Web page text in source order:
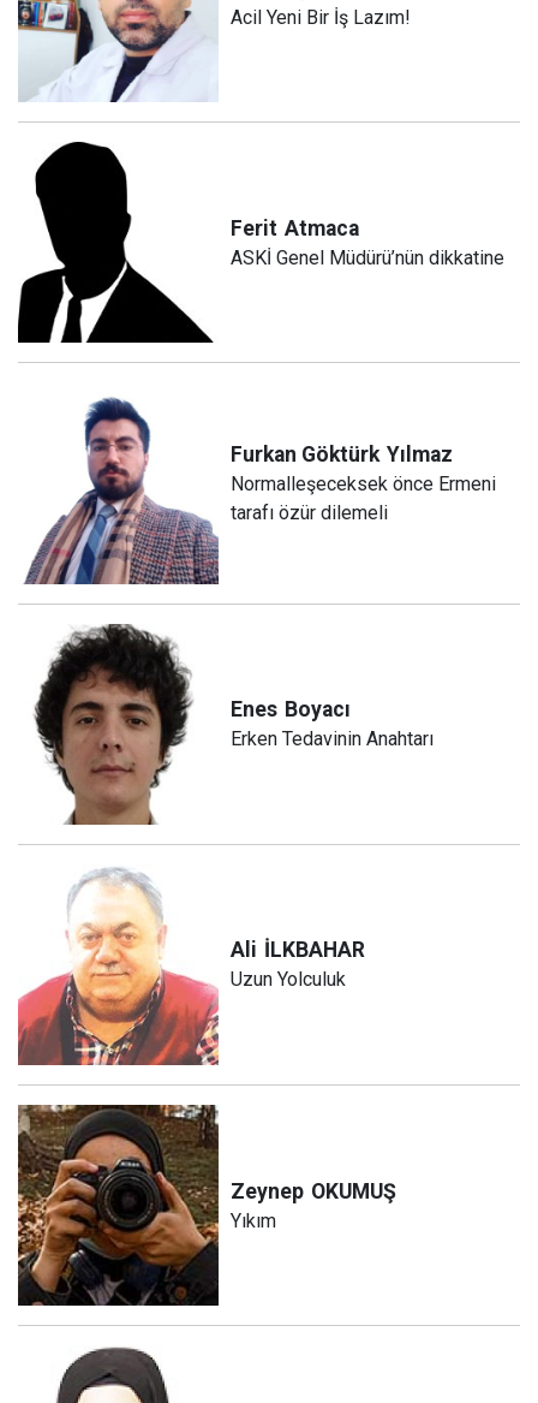
Acil Yeni Bir İş Lazım!
Ferit Atmaca
ASKİ Genel Müdürü’nün dikkatine
Furkan Göktürk Yılmaz
Normalleşeceksek önce Ermeni
tarafı özür dilemeli
Enes Boyacı
Erken Tedavinin Anahtarı
Ali İLKBAHAR
Uzun Yolculuk
Zeynep OKUMUŞ
Yıkım